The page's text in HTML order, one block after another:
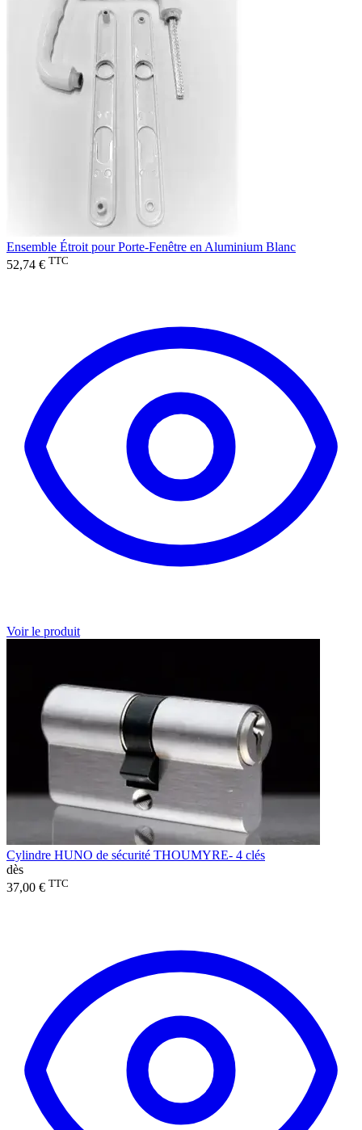
Ensemble Étroit pour Porte-Fenêtre en Aluminium Blanc
52,74 € TTC
Voir le produit
Cylindre HUNO de sécurité THOUMYRE- 4 clés
dès
37,00 € TTC